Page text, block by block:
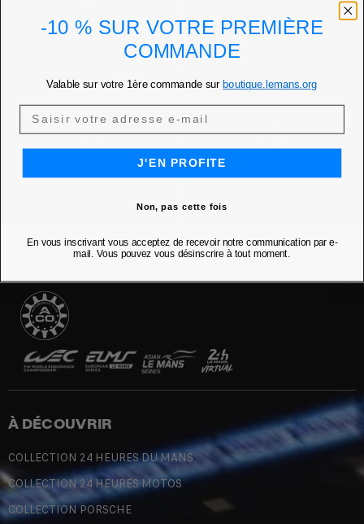
SERVICE CLIENT 5 JOURS SUR 7
À DÉCOUVRIR
COLLECTION 24 HEURES DU MANS
COLLECTION 24 HEURES MOTOS
COLLECTION PORSCHE
-10 % SUR VOTRE PREMIÈRE
COMMANDE
Valable sur votre 1ère commande sur boutique.lemans.org
J'EN PROFITE
Non, pas cette fois
En vous inscrivant vous acceptez de recevoir notre communication par e-
mail. Vous pouvez vous désinscrire à tout moment.